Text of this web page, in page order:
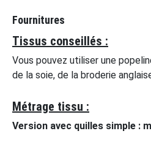
Fournitures
Tissus conseillés :
Vous pouvez utiliser une
de la soie, de la broderie
Métrage tissu :
Version avec quilles simple :